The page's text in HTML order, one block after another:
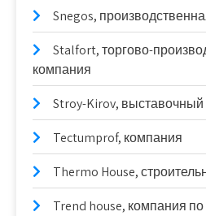
Snegos,
Stalfort, торгово-
компания
Stroy-Kirov, выставочный
Tectumprof, компания
Thermo House,
Trend house, компания по